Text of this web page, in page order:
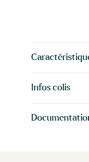
Infos colis